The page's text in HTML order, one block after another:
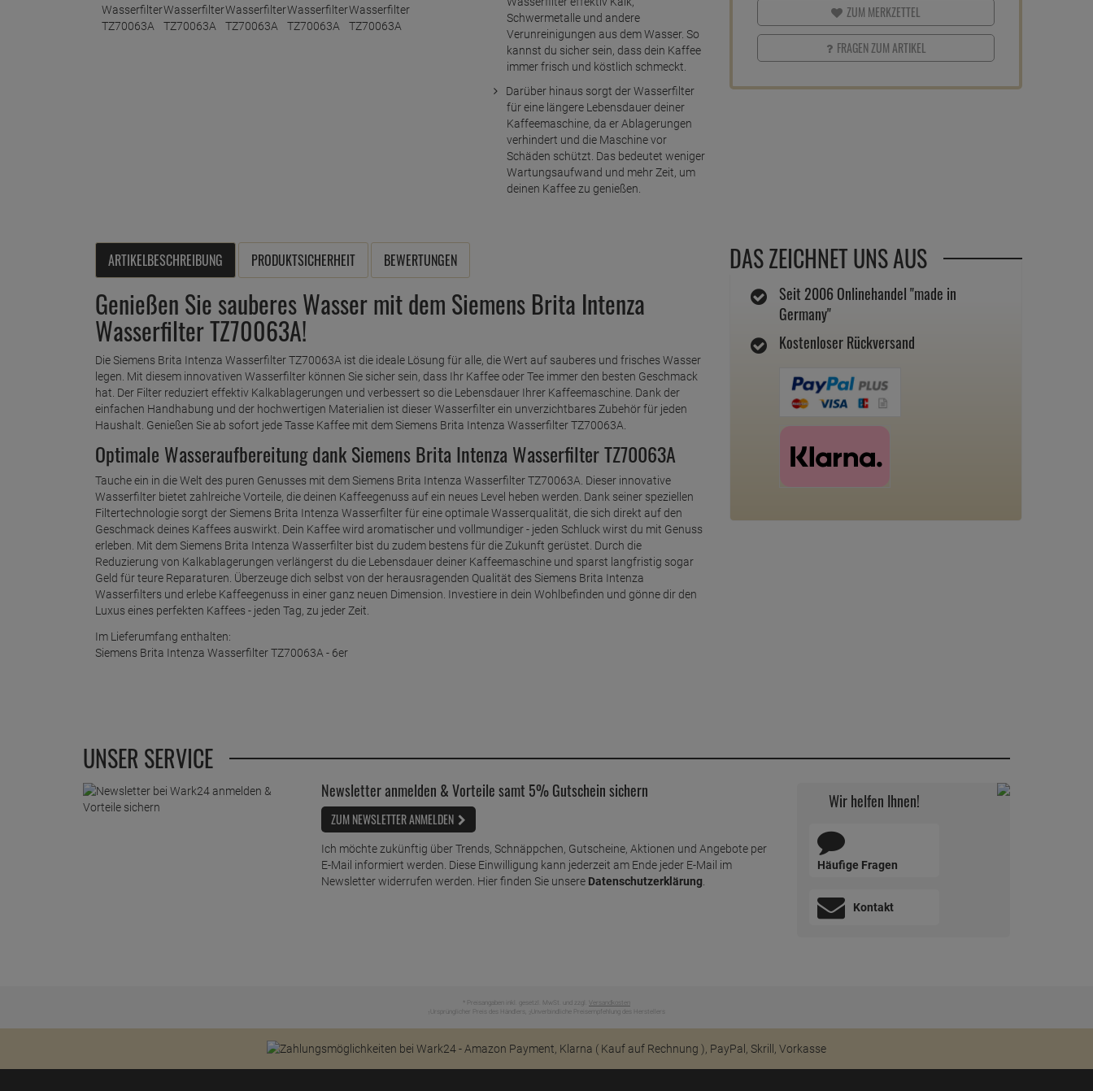
Schwermetalle und andere
Verunreinigungen aus dem Wasser. So
kannst du sicher sein, dass dein Kaffee
immer frisch und köstlich schmeckt.
Darüber hinaus sorgt der Wasserfilter
für eine längere Lebensdauer deiner
Kaffeemaschine, da er Ablagerungen
verhindert und die Maschine vor
Schäden schützt. Das bedeutet weniger
Wartungsaufwand und mehr Zeit, um
deinen Kaffee zu genießen.
ZUM MERKZETTEL
FRAGEN ZUM ARTIKEL
DAS ZEICHNET UNS AUS
Seit 2006 Onlinehandel "made in
Germany"
Kostenloser Rückversand
ARTIKELBESCHREIBUNG PRODUKTSICHERHEIT BEWERTUNGEN
Genießen Sie sauberes Wasser mit dem Siemens Brita Intenza
Wasserfilter TZ70063A!
Die Siemens Brita Intenza Wasserfilter TZ70063A ist die ideale Lösung für alle, die Wert auf sauberes und frisches Wasser
legen. Mit diesem innovativen Wasserfilter können Sie sicher sein, dass Ihr Kaffee oder Tee immer den besten Geschmack
hat. Der Filter reduziert effektiv Kalkablagerungen und verbessert so die Lebensdauer Ihrer Kaffeemaschine. Dank der
einfachen Handhabung und der hochwertigen Materialien ist dieser Wasserfilter ein unverzichtbares Zubehör für jeden
Haushalt. Genießen Sie ab sofort jede Tasse Kaffee mit dem Siemens Brita Intenza Wasserfilter TZ70063A.
Optimale Wasseraufbereitung dank Siemens Brita Intenza Wasserfilter TZ70063A
Tauche ein in die Welt des puren Genusses mit dem Siemens Brita Intenza Wasserfilter TZ70063A. Dieser innovative
Wasserfilter bietet zahlreiche Vorteile, die deinen Kaffeegenuss auf ein neues Level heben werden. Dank seiner speziellen
Filtertechnologie sorgt der Siemens Brita Intenza Wasserfilter für eine optimale Wasserqualität, die sich direkt auf den
Geschmack deines Kaffees auswirkt. Dein Kaffee wird aromatischer und vollmundiger - jeden Schluck wirst du mit Genuss
erleben. Mit dem Siemens Brita Intenza Wasserfilter bist du zudem bestens für die Zukunft gerüstet. Durch die
Reduzierung von Kalkablagerungen verlängerst du die Lebensdauer deiner Kaffeemaschine und sparst langfristig sogar
Geld für teure Reparaturen. Überzeuge dich selbst von der herausragenden Qualität des Siemens Brita Intenza
Wasserfilters und erlebe Kaffeegenuss in einer ganz neuen Dimension. Investiere in dein Wohlbefinden und gönne dir den
Luxus eines perfekten Kaffees - jeden Tag, zu jeder Zeit.
Im Lieferumfang enthalten:
Siemens Brita Intenza Wasserfilter TZ70063A - 6er
UNSER SERVICE
Newsletter anmelden & Vorteile samt 5% Gutschein sichern
ZUM NEWSLETTER ANMELDEN
Ich möchte zukünftig über Trends, Schnäppchen, Gutscheine, Aktionen und Angebote per
E-Mail informiert werden. Diese Einwilligung kann jederzeit am Ende jeder E-Mail im
Newsletter widerrufen werden. Hier finden Sie unsere Datenschutzerklärung.
Wir helfen Ihnen!
Häufige Fragen
Kontakt
* Preisangaben inkl. gesetzl. MwSt. und zzgl. Versandkosten
Ursprünglicher Preis des Händlers, Unverbindliche Preisempfehlung des Herstellers